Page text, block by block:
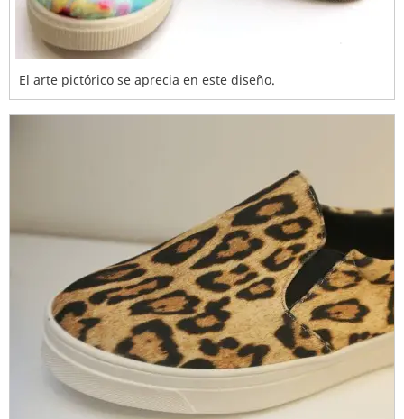
El arte pictórico se aprecia en este diseño.